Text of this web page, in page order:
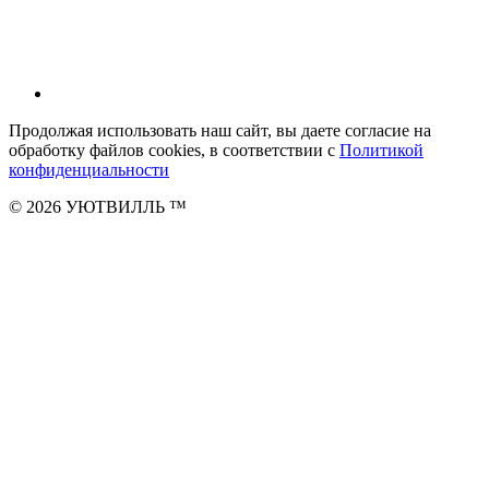
Продолжая использовать наш сайт, вы даете согласие на
обработку файлов cookies, в соответствии с Политикой
конфиденциальности
© 2026 УЮТВИЛЛЬ ™